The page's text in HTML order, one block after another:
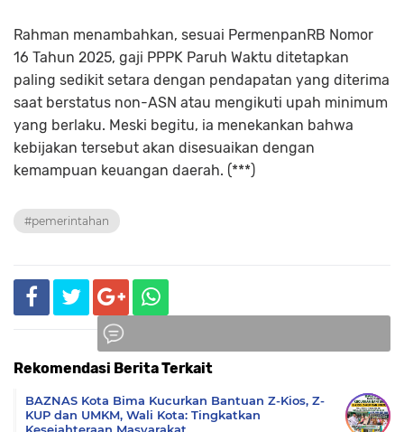
Rahman menambahkan, sesuai PermenpanRB Nomor
16 Tahun 2025, gaji PPPK Paruh Waktu ditetapkan
paling sedikit setara dengan pendapatan yang diterima
saat berstatus non-ASN atau mengikuti upah minimum
yang berlaku. Meski begitu, ia menekankan bahwa
kebijakan tersebut akan disesuaikan dengan
kemampuan keuangan daerah. (***)
#pemerintahan
Rekomendasi Berita Terkait
BAZNAS Kota Bima Kucurkan Bantuan Z-Kios, Z-
KUP dan UMKM, Wali Kota: Tingkatkan